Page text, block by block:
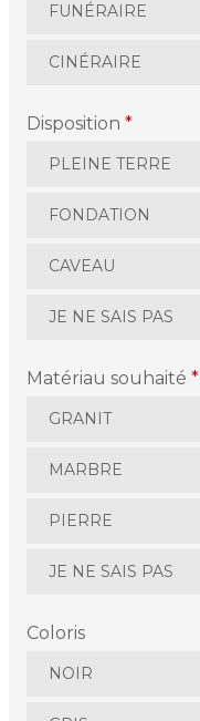
FUNÉRAIRE
CINÉRAIRE
Disposition*
PLEINE TERRE
FONDATION
CAVEAU
JE NE SAIS PAS
Matériau souhaité*
GRANIT
MARBRE
PIERRE
JE NE SAIS PAS
Coloris
NOIR